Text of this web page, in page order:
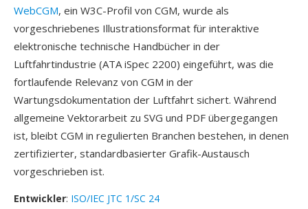
WebCGM, ein W3C-Profil von CGM, wurde als
vorgeschriebenes Illustrationsformat für interaktive
elektronische technische Handbücher in der
Luftfahrtindustrie (ATA iSpec 2200) eingeführt, was die
fortlaufende Relevanz von CGM in der
Wartungsdokumentation der Luftfahrt sichert. Während
allgemeine Vektorarbeit zu SVG und PDF übergegangen
ist, bleibt CGM in regulierten Branchen bestehen, in denen
zertifizierter, standardbasierter Grafik-Austausch
vorgeschrieben ist.
Entwickler: ISO/IEC JTC 1/SC 24